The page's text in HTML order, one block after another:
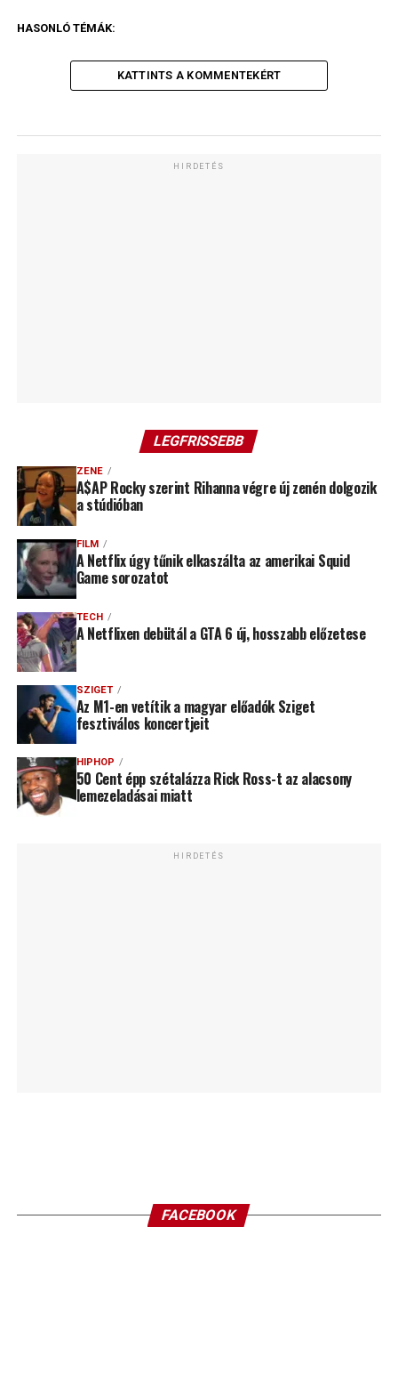
HASONLÓ TÉMÁK:
KATTINTS A KOMMENTEKÉRT
HIRDETÉS
LEGFRISSEBB
ZENE
A$AP Rocky szerint Rihanna végre új zenén dolgozik
a stúdióban
FILM
A Netflix úgy tűnik elkaszálta az amerikai Squid
Game sorozatot
TECH
A Netflixen debütál a GTA 6 új, hosszabb előzetese
SZIGET
Az M1-en vetítik a magyar előadók Sziget
fesztiválos koncertjeit
HIPHOP
50 Cent épp szétalázza Rick Ross-t az alacsony
lemezeladásai miatt
HIRDETÉS
FACEBOOK